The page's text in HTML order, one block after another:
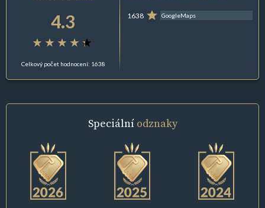
4.3
Celkový počet hodnocení: 1638
1638 GoogleMaps
Speciální odznaky